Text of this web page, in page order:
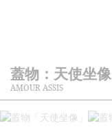
蓋物：天使坐像
AMOUR ASSIS